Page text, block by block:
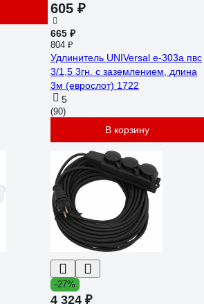
605 ₽
665 ₽
804 ₽
Удлинитель UNIVersal е-303а пвс
3/1,5 3гн. с заземлением, длина
3м (еврослот) 1722
5
(90)
В корзину
-27%
4 324 ₽